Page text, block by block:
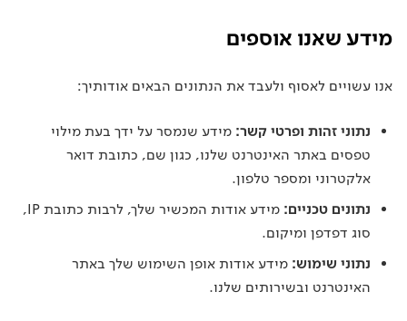
מידע שאנו אוספים
אנו עשויים לאסוף ולעבד את הנתונים הבאים אודותיך:
נתוני זהות ופרטי קשר: מידע שנמסר על ידך בעת מילוי
טפסים באתר האינטרנט שלנו, כגון שם, כתובת דואר
אלקטרוני ומספר טלפון.
נתונים טכניים:
מידע אודות המכשיר שלך, לרבות כתובת IP,
סוג דפדפן ומיקום.
נתוני שימוש: מידע אודות אופן השימוש שלך באתר
האינטרנט ובשירותים שלנו.